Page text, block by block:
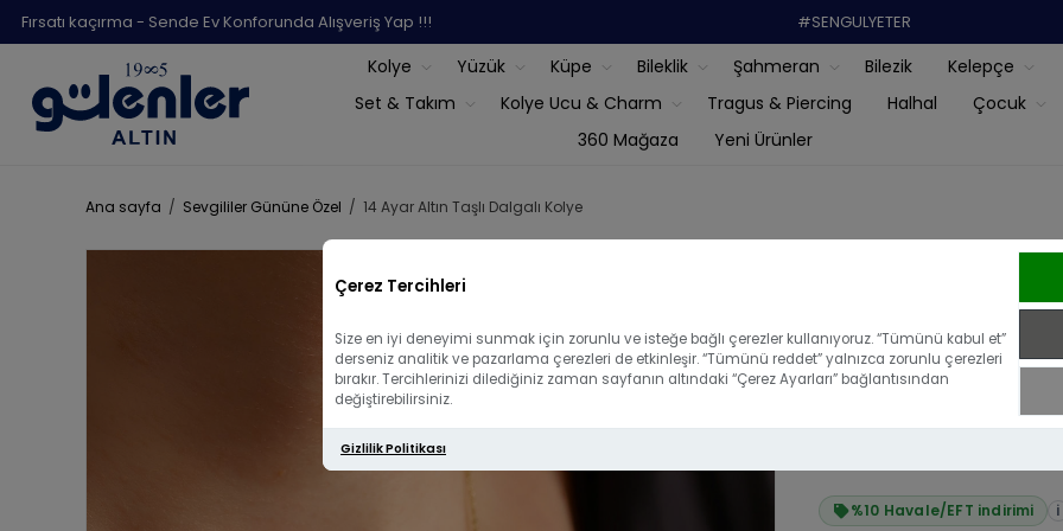
Çerez Tercihleri
Size en iyi deneyimi sunmak için zorunlu ve isteğe bağlı çerezler kullanıyoruz. “Tümünü kabul et”
derseniz analitik ve pazarlama çerezleri de etkinleşir. “Tümünü reddet” yalnızca zorunlu çerezleri
bırakır. Tercihlerinizi dilediğiniz zaman sayfanın altındaki “Çerez Ayarları” bağlantısından
değiştirebilirsiniz.
Gizlilik Politikası
Fırsatı kaçırma - Sende Ev Konforunda Alışveriş Yap !!! #SENGULYETER
Kolye Yüzük Küpe Bileklik Şahmeran Bilezik
Kelepçe
Set & Takım
Kolye Ucu & Charm Tragus & Piercing Halhal
Çocuk
360 Mağaza
Yeni Ürünler
Ana sayfa / Sevgililer Gününe Özel / 14 Ayar Altın Taşlı Dalgalı Kolye
14 Ayar
| Bu ürünü ilk
%10 Havale/EFT indirimi i